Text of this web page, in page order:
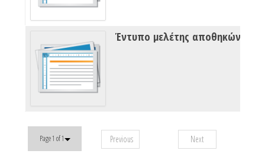
Page 1 of 1 Previous Next